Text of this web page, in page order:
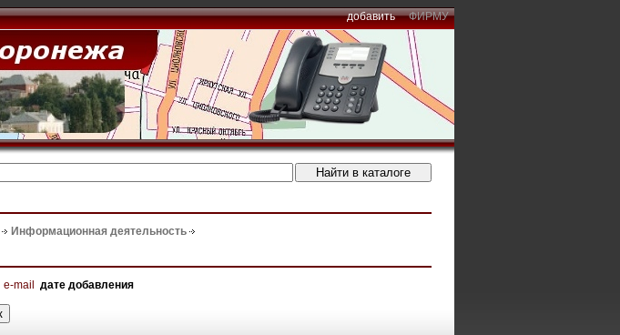
добавить ФИРМУ
Информационная деятельность
e-mail дате добавления